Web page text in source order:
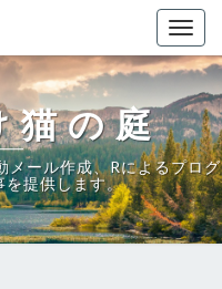
猫の庭
メール作成、Rによるプログ
を提供します。